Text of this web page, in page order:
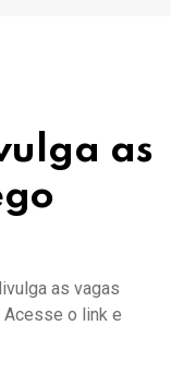
as
as vagas
o link e